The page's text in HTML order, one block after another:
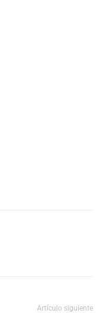
Artículo siguiente